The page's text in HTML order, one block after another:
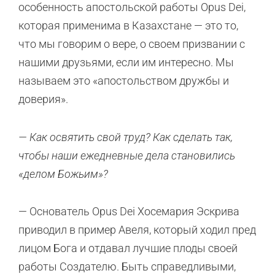
особенность апостольской работы Opus Dei,
которая применима в Казахстане — это то,
что мы говорим о вере, о своем призвании с
нашими друзьями, если им интересно. Мы
называем это «апостольством дружбы и
доверия».
— Как освятить свой труд? Как сделать так,
чтобы наши ежедневные дела становились
«делом Божьим»?
— Основатель Opus Dei Хосемария Эскрива
приводил в пример Авеля, который ходил пред
лицом Бога и отдавал лучшие плоды своей
работы Создателю. Быть справедливыми,